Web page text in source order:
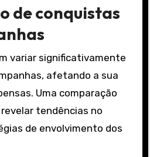
de conquistas
variar significativamente
afetando a sua
Uma comparação
tendências no
de envolvimento dos